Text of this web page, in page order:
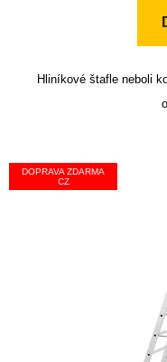
Hliníkové štafle neboli
DOPRAVA ZDARMA
CZ